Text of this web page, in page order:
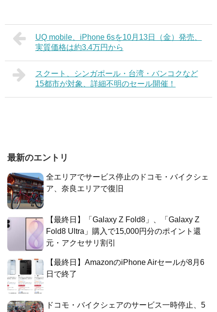
UQ mobile、iPhone 6sを10月13日（金）発売、
実質価格は約3.4万円から
スクート、シンガポール・台湾・バンコクなど
15都市が対象、詳細不明のセール開催！
最新のエントリ
全エリアでサービス停止のドコモ・バイクシェ
ア、奈良エリアで復旧
【最終日】「Galaxy Z Fold8」、「Galaxy Z
Fold8 Ultra」購入で15,000円分のポイント還
元・アクセサリ割引
【最終日】AmazonのiPhone Airセールが8月6
日で終了
ドコモ・バイクシェアのサービス一時停止、5